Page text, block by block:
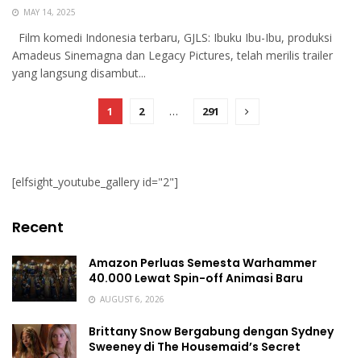
MAY 14, 2025
Film komedi Indonesia terbaru, GJLS: Ibuku Ibu-Ibu, produksi
Amadeus Sinemagna dan Legacy Pictures, telah merilis trailer
yang langsung disambut...
1 2 … 291
[elfsight_youtube_gallery id="2"]
Recent
Amazon Perluas Semesta Warhammer
40.000 Lewat Spin-off Animasi Baru
AUGUST 6, 2026
Brittany Snow Bergabung dengan Sydney
Sweeney di The Housemaid’s Secret